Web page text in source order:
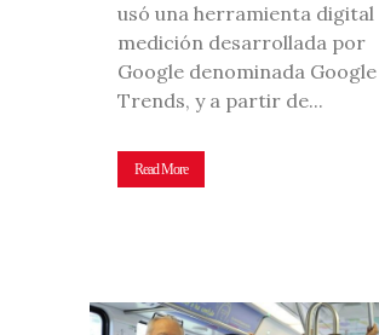
usó una herramienta digital
medición desarrollada por
Google denominada Google
Trends, y a partir de...
Read More